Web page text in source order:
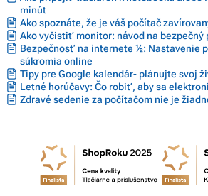
minút
Ako spoznáte, že je váš počítač
Ako vyčistiť monitor: návod na bezpečný
Bezpečnosť na internete ½: Nastavenie
súkromia online
Tipy pre Google kalendár- plánujte svoj
Letné horúčavy: Čo robiť, aby sa
Zdravé sedenie za počítačom nie je